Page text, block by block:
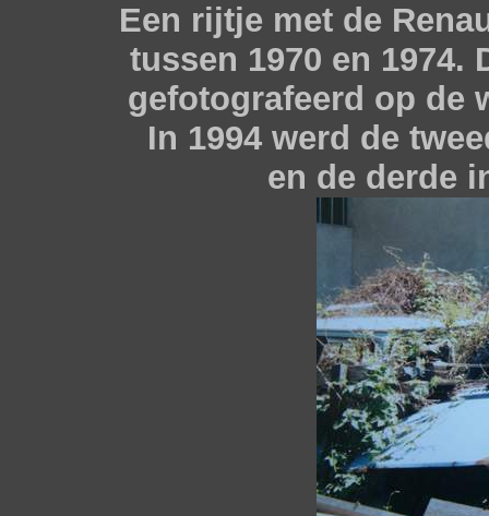
Een rijtje met de
tussen 1970 en
gefotografeerd op de
In 1994 werd de
en de derde